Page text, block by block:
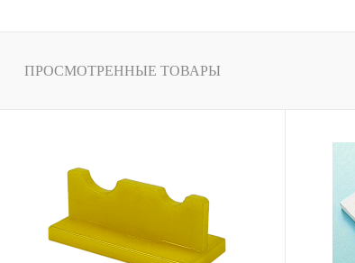
ПРОСМОТРЕННЫЕ ТОВАРЫ